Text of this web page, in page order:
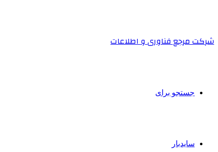
شرکت مرجع فناوری و اطلاعات
جستجو برای
سایدبار